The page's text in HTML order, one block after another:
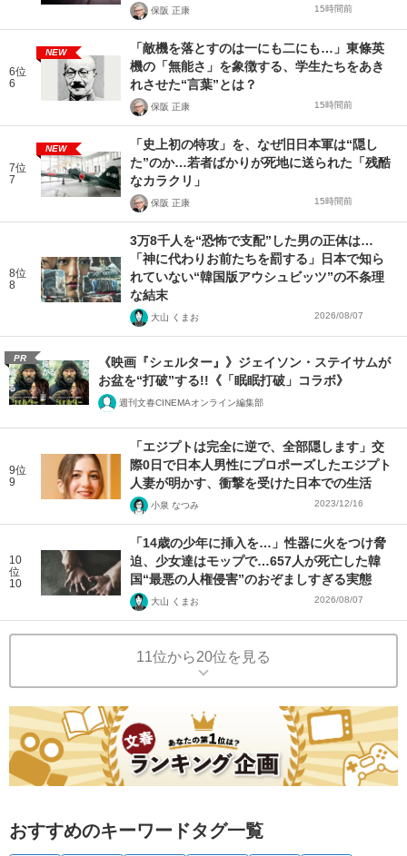
保阪 正康 15時間前
6位
6
NEW
「敵機を落とすのは一にも二にも…」東條英
機の「無能さ」を象徴する、学生たちをあき
れさせた“言葉”とは？
保阪 正康 15時間前
7位
7
NEW
「史上初の特攻」を、なぜ旧日本軍は“隠し
た”のか…若者ばかりが死地に送られた「残酷
なカラクリ」
保阪 正康 15時間前
8位
8
3万8千人を“恐怖で支配”した男の正体は…
「神に代わりお前たちを罰する」日本で知ら
れていない“韓国版アウシュビッツ”の不条理
な結末
大山 くまお 2026/08/07
PR
《映画『シェルター』》ジェイソン・ステイサムが
お盆を“打破”する!!《「眠眠打破」コラボ》
週刊文春CINEMAオンライン編集部
9位
9
「エジプトは完全に逆で、全部隠します」交
際0日で日本人男性にプロポーズしたエジプト
人妻が明かす、衝撃を受けた日本での生活
小泉 なつみ 2023/12/16
10
位
10
「14歳の少年に挿入を…」性器に火をつけ脅
迫、少女達はモップで…657人が死亡した韓
国“最悪の人権侵害”のおぞましすぎる実態
大山 くまお 2026/08/07
11位から20位を見る
おすすめのキーワードタグ一覧